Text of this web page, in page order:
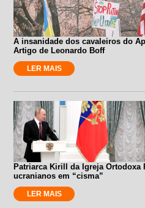
A insanidade dos cavaleiros do
Artigo de Leonardo Boff
LER MAIS
Patriarca Kirill da Igreja
ucranianos em “cisma”
LER MAIS